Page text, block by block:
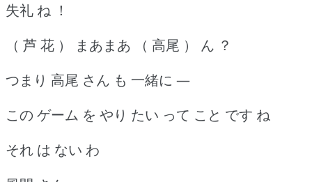
失礼 ね ！
（ 芦 花 ） まあまあ （ 高尾 ） ん ？
つまり 高尾 さん も 一緒に ―
この ゲーム を やり たい って こと です ね
それ は ない わ